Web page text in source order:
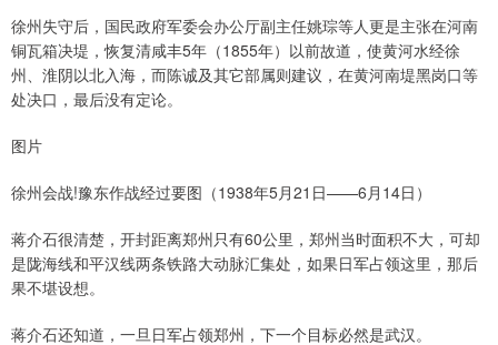
徐州失守后，国民政府军委会办公厅副主任姚琮等人更是主张在河南
铜瓦箱决堤，恢复清咸丰5年（1855年）以前故道，使黄河水经徐
州、淮阴以北入海，而陈诚及其它部属则建议，在黄河南堤黑岗口等
处决口，最后没有定论。
图片
徐州会战!豫东作战经过要图（1938年5月21日——6月14日）
蒋介石很清楚，开封距离郑州只有60公里，郑州当时面积不大，可却
是陇海线和平汉线两条铁路大动脉汇集处，如果日军占领这里，那后
果不堪设想。
蒋介石还知道，一旦日军占领郑州，下一个目标必然是武汉。